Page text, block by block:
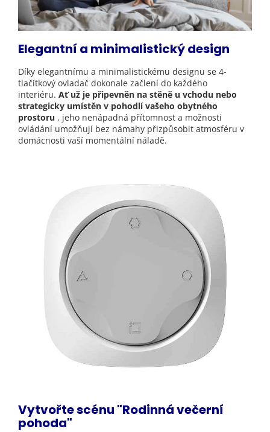
Elegantní a minimalistický design
Díky elegantnímu a minimalistickému designu se 4-
tlačítkový ovladač dokonale začlení do každého
interiéru. Ať už je připevněn na stěně u vchodu nebo
strategicky umístěn v pohodlí vašeho obytného
prostoru , jeho nenápadná přítomnost a možnosti
ovládání umožňují bez námahy přizpůsobit atmosféru v
domácnosti vaší momentální náladě.
Vytvořte scénu "Rodinná večerní
pohoda"